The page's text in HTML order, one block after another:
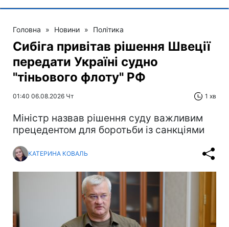
Головна » Новини » Політика
Сибіга привітав рішення Швеції
передати Україні судно
"тіньового флоту" РФ
01:40 06.08.2026 Чт 1 хв
Міністр назвав рішення суду важливим
прецедентом для боротьби із санкціями
КАТЕРИНА КОВАЛЬ